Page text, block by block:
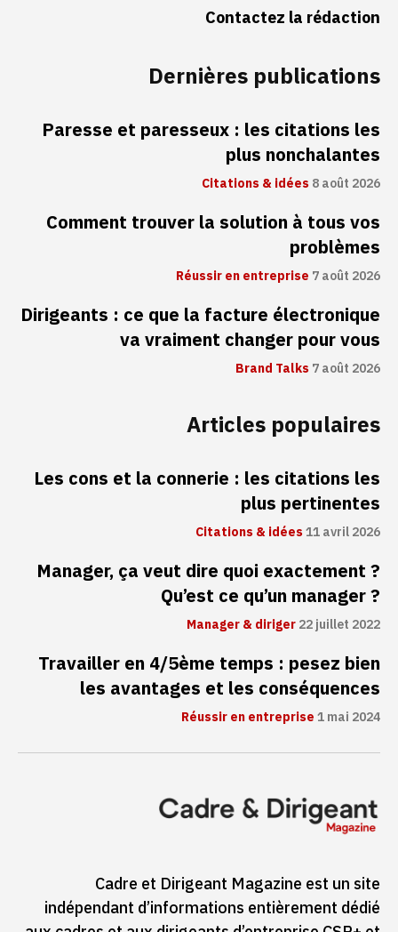
Contactez la rédaction
Dernières publications
Paresse et paresseux : les citations les
plus nonchalantes
Citations & idées8 août 2026
Comment trouver la solution à tous vos
problèmes
Réussir en entreprise 7 août 2026
Dirigeants : ce que la facture électronique
va vraiment changer pour vous
Brand Talks7 août 2026
Articles populaires
Les cons et la connerie : les citations les
plus pertinentes
Citations & idées11 avril 2026
Manager, ça veut dire quoi exactement ?
Qu’est ce qu’un manager ?
Manager & diriger22 juillet 2022
Travailler en 4/5ème temps : pesez bien
les avantages et les conséquences
Réussir en entreprise1 mai 2024
Cadre et Dirigeant Magazine est un site
indépendant d’informations entièrement dédié